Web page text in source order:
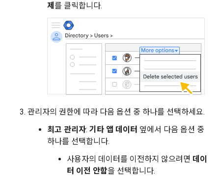
제 를 클릭합니다.
관리자의 권한에 따라 다음 옵션 중 하나를 선택하세요.
최고 관리자: 기타 앱 데이터 옆에서 다음 옵션 중
하나를 선택합니다.
사용자의 데이터를 이전하지 않으려면 데이
터 이전 안함을 선택합니다.